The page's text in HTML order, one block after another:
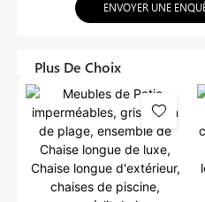
ENVOYER UNE
Plus De Choix